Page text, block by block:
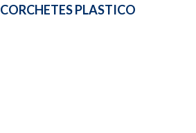
CORCHETES PLASTICO